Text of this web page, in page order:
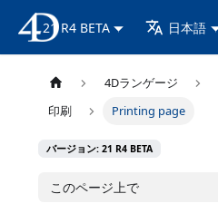
4D ドキュメンテーション
21 R4 BETA 日本語
4Dランゲージ
印刷
Printing page
バージョン: 21 R4 BETA
このページ上で